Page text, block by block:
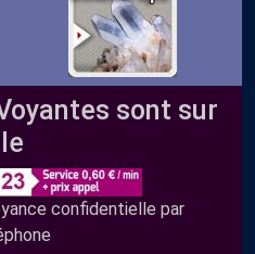
sont sur
le
confidentielle par